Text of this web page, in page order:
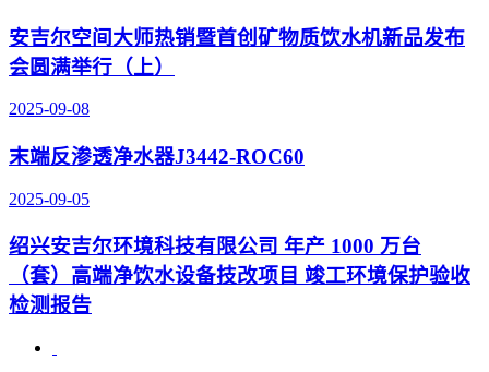
安吉尔空间大师热销暨首创矿物质饮水机新品发布
会圆满举行（上）
2025-09-08
末端反渗透净水器J3442-ROC60
2025-09-05
绍兴安吉尔环境科技有限公司 年产 1000 万台
（套）高端净饮水设备技改项目 竣工环境保护验收
检测报告